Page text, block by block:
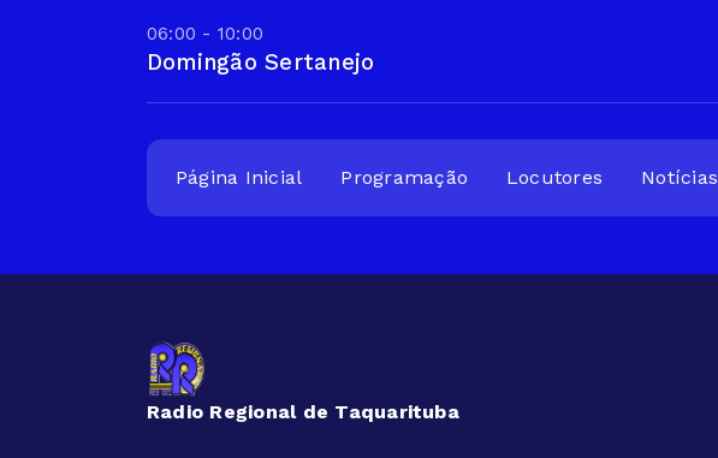
06:00 - 10:00
Domingão Sertanejo
Página Inicial Programação Locutores Notícias
Radio Regional de Taquarituba